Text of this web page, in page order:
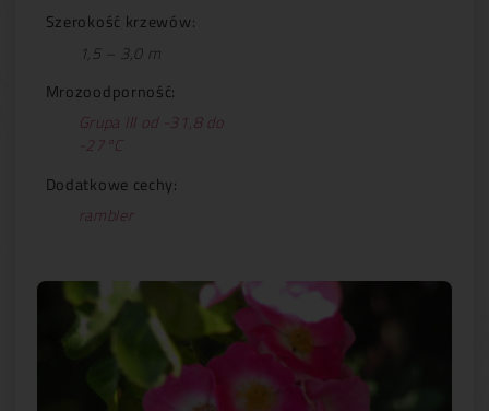
Szerokość krzewów:
1,5 – 3,0 m
Mrozoodporność:
Grupa III od -31,8 do
-27°C
Dodatkowe cechy:
rambler